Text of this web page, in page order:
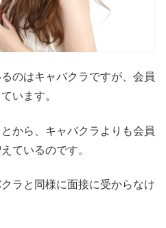
のはキャバクラですが、会員
います。
から、キャバクラよりも会員
ているのです。
ラと同様に面接に受からなけ